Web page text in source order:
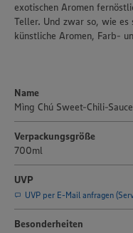
ermöglichen. Wir
Website zu
Inhalte anzubieten.
exotischen Aromen
Teller. Und zwar so, wie es
künstliche Aromen, Farb-
Name
Mìng Chú Sweet-Chili-Sauce
Verpackungsgröße
700ml
UVP
UVP per E-Mail anfragen
Besonderheiten